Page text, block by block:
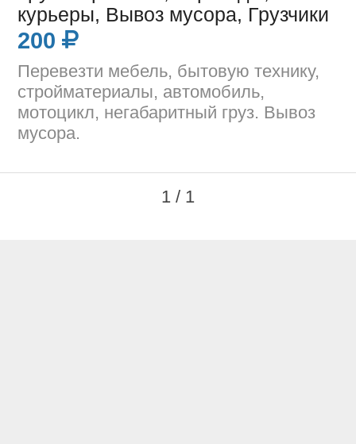
курьеры, Вывоз мусора, Грузчики
200
Перевезти мебель, бытовую технику,
стройматериалы, автомобиль,
мотоцикл, негабаритный груз. Вывоз
мусора.
1 / 1